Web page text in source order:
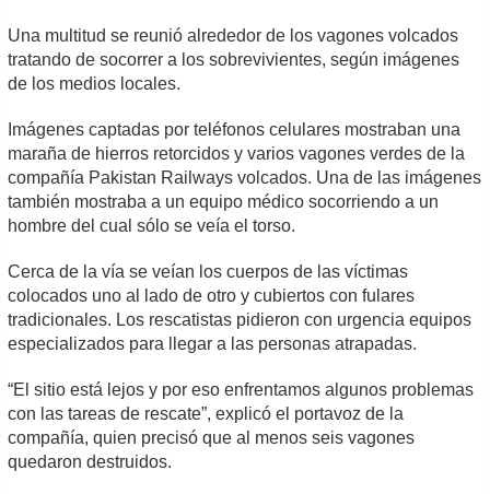
Una multitud se reunió alrededor de los vagones volcados
tratando de socorrer a los sobrevivientes, según imágenes
de los medios locales.
Imágenes captadas por teléfonos celulares mostraban una
maraña de hierros retorcidos y varios vagones verdes de la
compañía Pakistan Railways volcados. Una de las imágenes
también mostraba a un equipo médico socorriendo a un
hombre del cual sólo se veía el torso.
Cerca de la vía se veían los cuerpos de las víctimas
colocados uno al lado de otro y cubiertos con fulares
tradicionales. Los rescatistas pidieron con urgencia equipos
especializados para llegar a las personas atrapadas.
“El sitio está lejos y por eso enfrentamos algunos problemas
con las tareas de rescate”, explicó el portavoz de la
compañía, quien precisó que al menos seis vagones
quedaron destruidos.